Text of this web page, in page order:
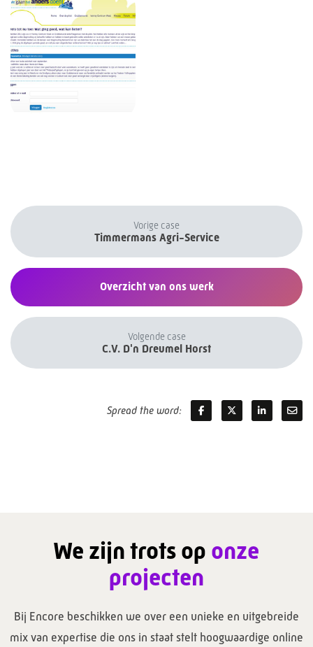
Vorige case
Timmermans Agri-Service
Overzicht van ons werk
Volgende case
C.V. D'n Dreumel Horst
Spread the word:
We zijn trots op onze
projecten
Bij Encore beschikken we over een unieke en uitgebreide
mix van expertise die ons in staat stelt hoogwaardige online